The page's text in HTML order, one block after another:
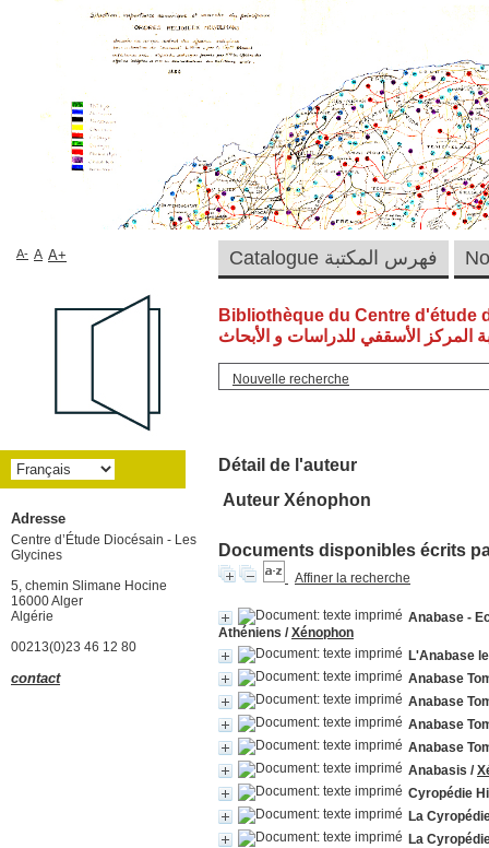
Bibliothèque du Centre d'étude
المركز الأسقفي للدراسات و الأبحاث
Nouvelle recherche
Détail de l'auteur
Auteur Xénophon
Documents disponibles écrits
Affiner la recherche
Anabase -
Athéniens /Xénophon
L'Anabase
Anabase
Anabase
Anabase
Anabase
Anabasis /
Cyropédie
La
La
Catalogue فهرس المكتبة A- A A+
Adresse
Centre d’Étude Diocésain - Les
Glycines
5, chemin Slimane Hocine
16000 Alger
Algérie
00213(0)23 46 12 80
contact